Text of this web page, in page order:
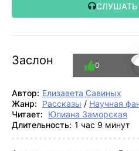
Заслон 0
Автор: Елизавета Савиных
Жанр:
Рассказы / Научная
Читает:
Юлиана Заморская
Длительность: 1 час 9 минут